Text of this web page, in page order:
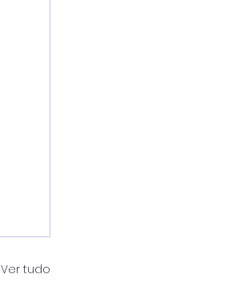
Ver tudo